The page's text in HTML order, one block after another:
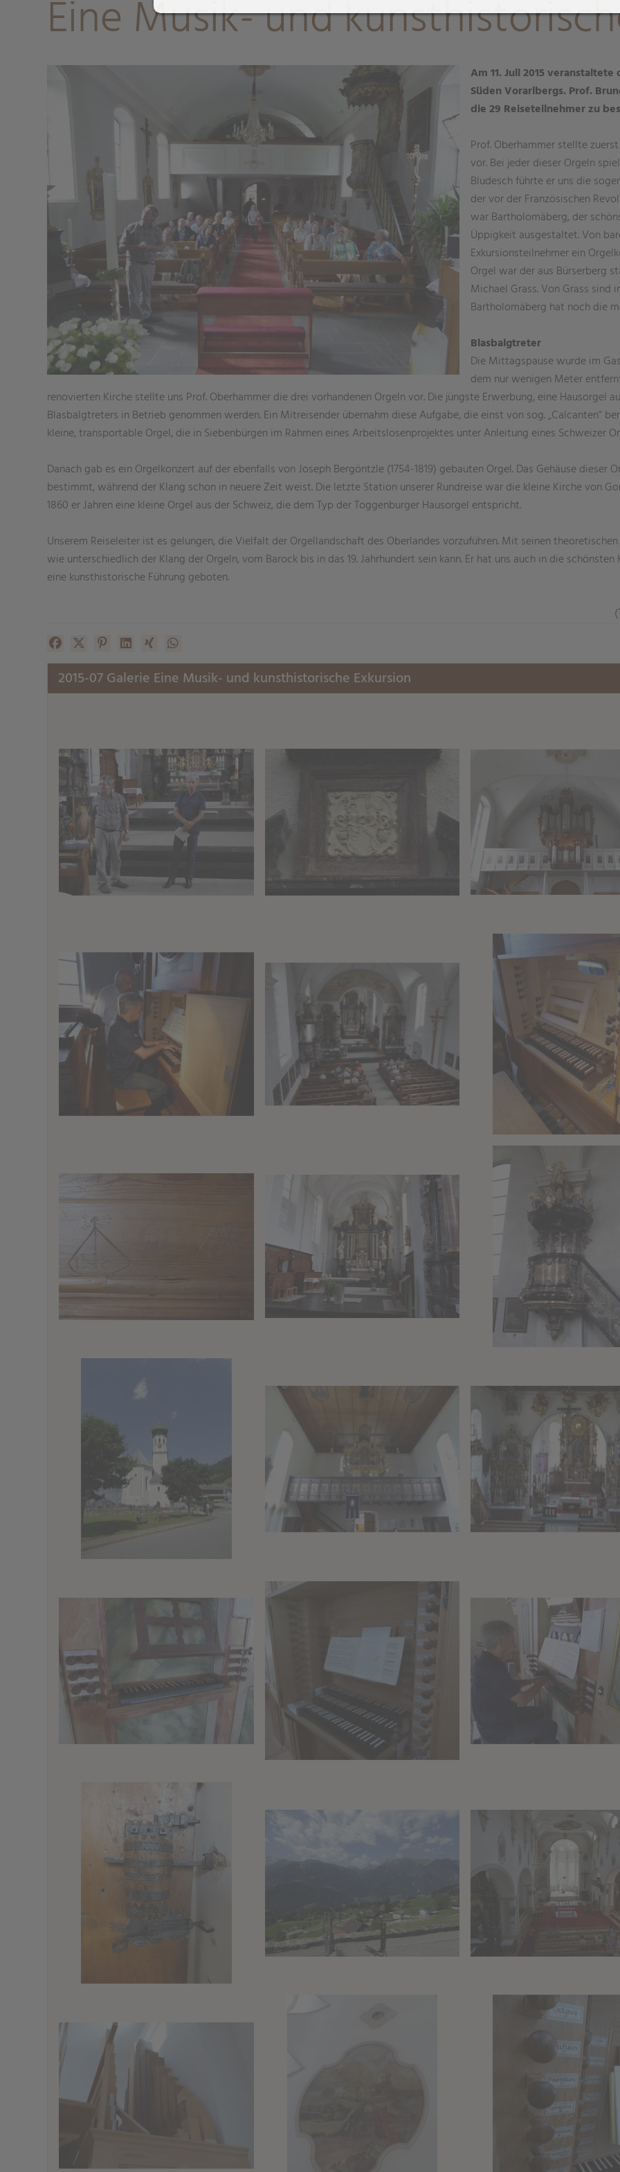
Eine Musik- und
Am 11. Juli 2015
Süden Vorarlbergs. Prof.
die 29 Reiseteilnehmer zu
Prof. Oberhammer stellte
vor. Bei jeder dieser Orgeln
Bludesch führte er uns die
der vor der Französischen
war Bartholomäberg, der
Üppigkeit ausgestaltet. Von
Exkursionsteilnehmer ein
Orgel war der aus Bürserberg
Michael Grass. Von Grass
Bartholomäberg hat noch die
Blasbalgtreter
Die Mittagspause wurde im
dem nur wenigen Meter
renovierten Kirche stellte uns Prof. Oberhammer die drei vorhandenen Orgeln vor. Die jüngste Erwerbung, eine Hausorgel
Blasbalgtreters in Betrieb genommen werden. Ein Mitreisender übernahm diese Aufgabe, die einst von sog. „Calcanten“
kleine, transportable Orgel, die in Siebenbürgen im Rahmen eines Arbeitslosenprojektes unter Anleitung eines Schweizer
Danach gab es ein Orgelkonzert auf der ebenfalls von Joseph Bergöntzle (1754-1819) gebauten Orgel. Das Gehäuse
bestimmt, während der Klang schon in neuere Zeit weist. Die letzte Station unserer Rundreise war die kleine Kirche von
1860 er Jahren eine kleine Orgel aus der Schweiz, die dem Typ der Toggenburger Hausorgel entspricht.
Unserem Reiseleiter ist es gelungen, die Vielfalt der Orgellandschaft des Oberlandes vorzuführen. Mit seinen
wie unterschiedlich der Klang der Orgeln, vom Barock bis in das 19. Jahrhundert sein kann. Er hat uns auch in die
eine kunsthistorische Führung geboten.
FacebookX (#[creator\plugin\share\core\structs\SocialSharingServiceSettings]:formaly_twitter#)
PinterestLinkedInXingWhatsApp
2015-07 Galerie Eine Musik- und kunsthistorische Exkursion